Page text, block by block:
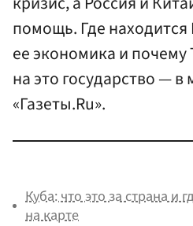
помощь. Где находится
ее экономика и
на это государство — в
«Газеты.Ru».
Куба: что это за страна и
на карте